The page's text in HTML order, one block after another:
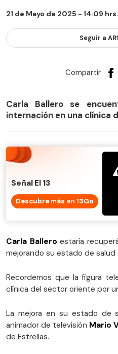
21 de Mayo de 2025 - 14:09 hrs.
Seguir a
Compartir
Carla Ballero se
internación en una clínica
Señal El 13
Descubre más en 13Go
Carla Ballero estaría
mejorando su estado de salud
Recordemos que la figura
clínica del sector oriente por
La mejora en su estado de
animador de televisión Mario
de Estrellas.